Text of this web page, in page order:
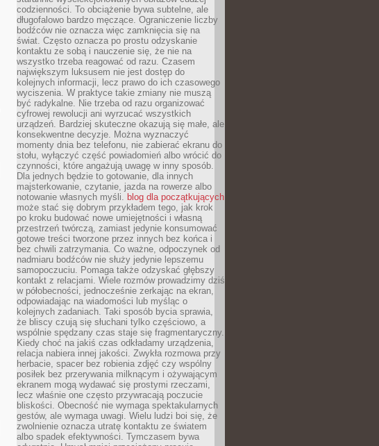
codzienności. To obciążenie bywa subtelne, ale
długofalowo bardzo męczące. Ograniczenie liczby
bodźców nie oznacza więc zamknięcia się na
świat. Często oznacza po prostu odzyskanie
kontaktu ze sobą i nauczenie się, że nie na
wszystko trzeba reagować od razu. Czasem
największym luksusem nie jest dostęp do
kolejnych informacji, lecz prawo do ich czasowego
wyciszenia. W praktyce takie zmiany nie muszą
być radykalne. Nie trzeba od razu organizować
cyfrowej rewolucji ani wyrzucać wszystkich
urządzeń. Bardziej skuteczne okazują się małe, ale
konsekwentne decyzje. Można wyznaczyć
momenty dnia bez telefonu, nie zabierać ekranu do
stołu, wyłączyć część powiadomień albo wrócić do
czynności, które angażują uwagę w inny sposób.
Dla jednych będzie to gotowanie, dla innych
majsterkowanie, czytanie, jazda na rowerze albo
notowanie własnych myśli. blog dla początkujących
może stać się dobrym przykładem tego, jak krok
po kroku budować nowe umiejętności i własną
przestrzeń twórczą, zamiast jedynie konsumować
gotowe treści tworzone przez innych bez końca i
bez chwili zatrzymania. Co ważne, odpoczynek od
nadmiaru bodźców nie służy jedynie lepszemu
samopoczuciu. Pomaga także odzyskać głębszy
kontakt z relacjami. Wiele rozmów prowadzimy dziś
w półobecności, jednocześnie zerkając na ekran,
odpowiadając na wiadomości lub myśląc o
kolejnych zadaniach. Taki sposób bycia sprawia,
że bliscy czują się słuchani tylko częściowo, a
wspólnie spędzany czas staje się fragmentaryczny.
Kiedy choć na jakiś czas odkładamy urządzenia,
relacja nabiera innej jakości. Zwykła rozmowa przy
herbacie, spacer bez robienia zdjęć czy wspólny
posiłek bez przerywania milknącym i ożywającym
ekranem mogą wydawać się prostymi rzeczami,
lecz właśnie one często przywracają poczucie
bliskości. Obecność nie wymaga spektakularnych
gestów, ale wymaga uwagi. Wielu ludzi boi się, że
zwolnienie oznacza utratę kontaktu ze światem
albo spadek efektywności. Tymczasem bywa